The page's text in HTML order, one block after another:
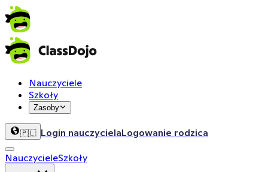
Nauczyciele
Szkoły
Zasoby
🇵🇱 Login nauczycielaLogowanie rodzica
NauczycieleSzkoły